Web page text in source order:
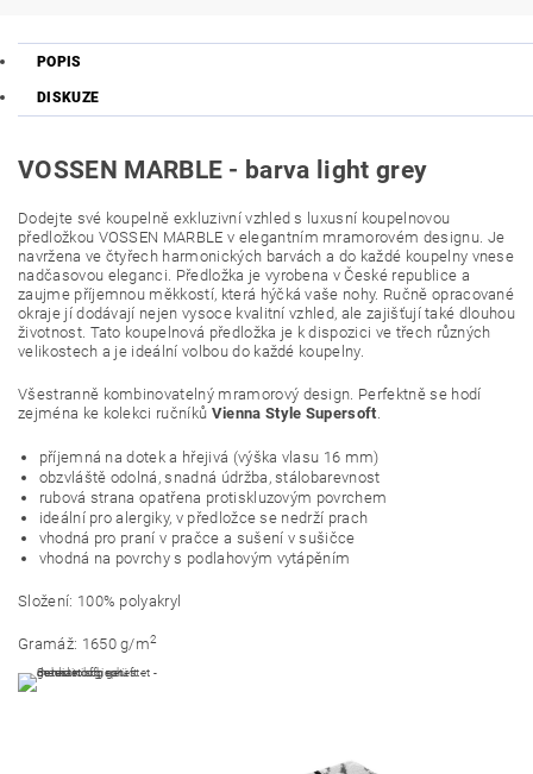
POPIS
DISKUZE
VOSSEN MARBLE - barva light grey
Dodejte své koupelně exkluzivní vzhled s luxusní koupelnovou
předložkou VOSSEN MARBLE v elegantním mramorovém designu. Je
navržena ve čtyřech harmonických barvách a do každé koupelny vnese
nadčasovou eleganci. Předložka je vyrobena v České republice a
zaujme příjemnou měkkostí, která hýčká vaše nohy. Ručně opracované
okraje jí dodávají nejen vysoce kvalitní vzhled, ale zajišťují také dlouhou
životnost. Tato koupelnová předložka je k dispozici ve třech různých
velikostech a je ideální volbou do každé koupelny.
Všestranně kombinovatelný mramorový design. Perfektně se hodí
zejména ke kolekci ručníků Vienna Style Supersoft.
příjemná na dotek a hřejivá (výška vlasu 16 mm)
obzvláště odolná, snadná údržba, stálobarevnost
rubová strana opatřena protiskluzovým povrchem
ideální pro alergiky, v předložce se nedrží prach
vhodná pro praní v pračce a sušení v sušičce
vhodná na povrchy s podlahovým vytápěním
Složení: 100% polyakryl
Gramáž: 1650 g/m2